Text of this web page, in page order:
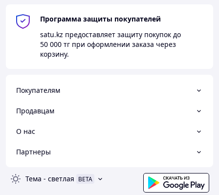
Программа защиты покупателей
satu.kz предоставляет защиту покупок до
50 000 тг при оформлении заказа через
корзину.
Покупателям
Продавцам
О нас
Партнеры
Тема - светлая BETA